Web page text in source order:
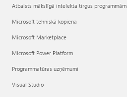
Atbalsts mākslīgā intelekta tirgus programmām
Microsoft tehniskā kopiena
Microsoft Marketplace
Microsoft Power Platform
Programmatūras uzņēmumi
Visual Studio